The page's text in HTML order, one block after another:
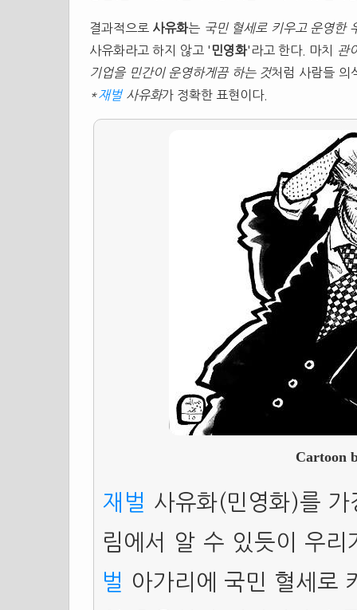
결과적으로 사유화는 국민 혈세로 키우고 운영한
사유화라고 하지 않고 ' 민영화'라고 한다. 마치
관
기업을 민간이 운영하게끔 하는 것처럼 사람들 의
*재벌 사유화가 정확한 표현이다.
Cartoon
재벌 사유화(민영화)를
림에서 알 수 있듯이 우
벌 아가리에 국민 혈세로